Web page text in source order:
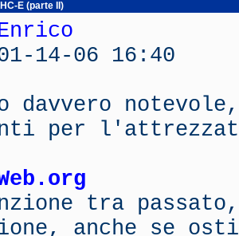
E (parte II)
14-06 16:40
davvero
per
tra
anche se